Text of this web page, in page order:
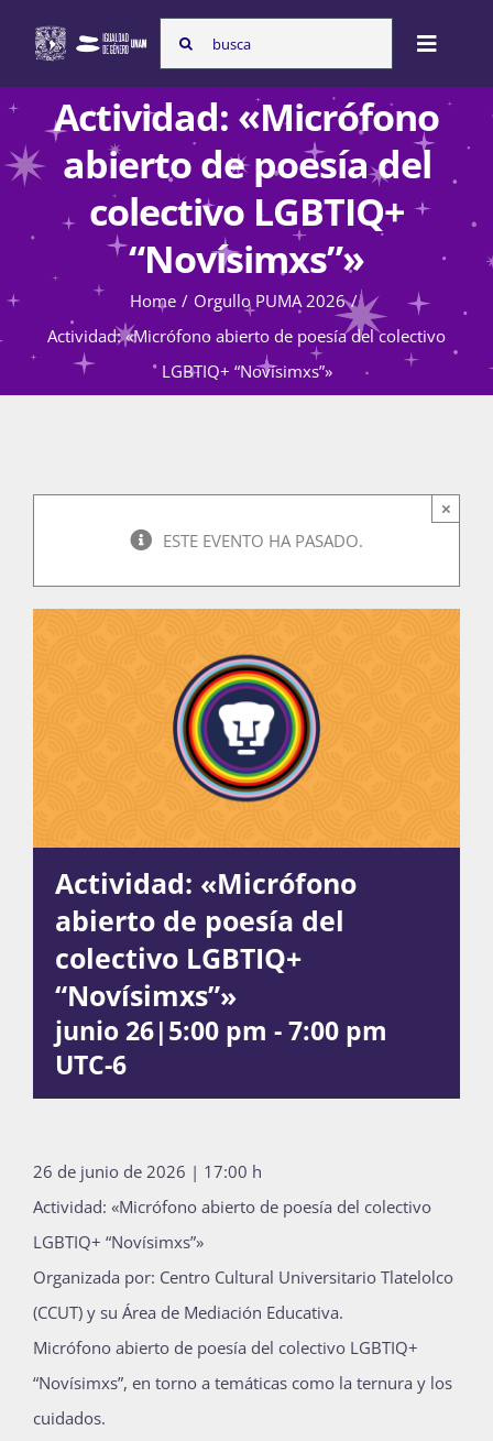
content
Search
for:
Toggle
Inicio
Nosotras
Programas
Atención de la violencia de género
La Boletina
Blog
Recursos
Súmate
Publicaciones
Actividad: «Micrófono
abierto de poesía del
colectivo LGBTIQ+
“Novísimxs”»
Home
Orgullo PUMA 2026
Actividad: «Micrófono abierto de poesía del colectivo
LGBTIQ+ “Novísimxs”»
ESTE EVENTO HA PASADO.
×
Actividad: «Micrófono
abierto de poesía del
colectivo LGBTIQ+
“Novísimxs”»
junio 26|5:00 pm -7:00 pm
UTC-6
26 de junio de 2026 | 17:00 h
Actividad: «Micrófono abierto de poesía del colectivo
LGBTIQ+ “Novísimxs”»
Organizada por: Centro Cultural Universitario Tlatelolco
(CCUT) y su Área de Mediación Educativa.
Micrófono abierto de poesía del colectivo LGBTIQ+
“Novísimxs”, en torno a temáticas como la ternura y los
cuidados.